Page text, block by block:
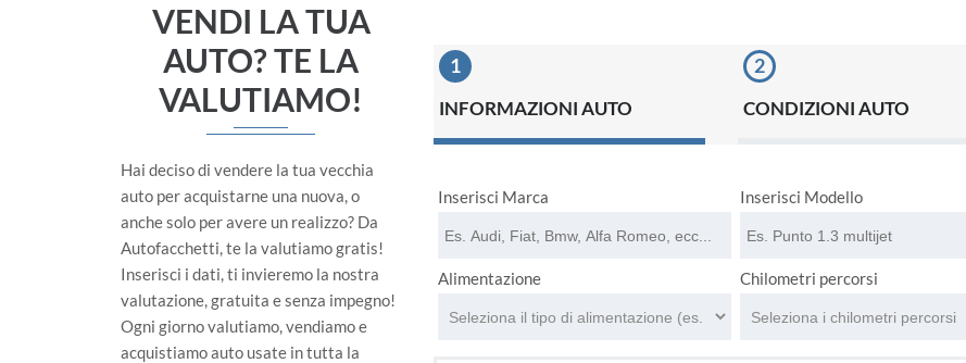
VENDI LA TUA
AUTO? TE LA
VALUTIAMO!
Hai deciso di vendere la tua vecchia
auto per acquistarne una nuova, o
anche solo per avere un realizzo? Da
Autofacchetti, te la valutiamo gratis!
Inserisci i dati, ti invieremo la nostra
valutazione, gratuita e senza impegno!
Ogni giorno valutiamo, vendiamo e
acquistiamo auto usate in tutta la
INFORMAZIONI AUTO CONDIZIONI AUTO
Inserisci Marca Inserisci Modello
Alimentazione Chilometri percorsi